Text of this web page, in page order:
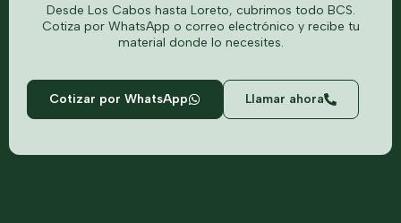
Desde Los Cabos hasta Loreto, cubrimos todo BCS.
Cotiza por WhatsApp o correo electrónico y recibe tu
material donde lo necesites.
Cotizar por WhatsApp Llamar ahora